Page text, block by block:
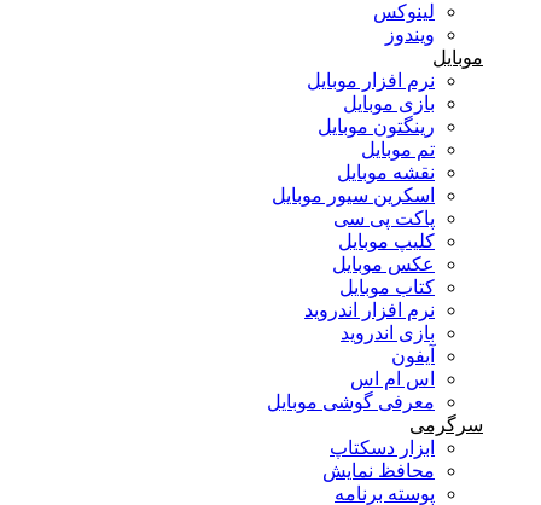
لینوکس
ویندوز
موبایل
نرم افزار موبایل
بازی موبایل
رینگتون موبایل
تم موبایل
نقشه موبایل
اسکرین سیور موبایل
پاکت پی سی
کلیپ موبایل
عکس موبایل
کتاب موبایل
نرم افزار اندروید
بازی اندروید
آیفون
اس ام اس
معرفی گوشی موبایل
سرگرمی
ابزار دسکتاپ
محافظ نمایش
پوسته برنامه